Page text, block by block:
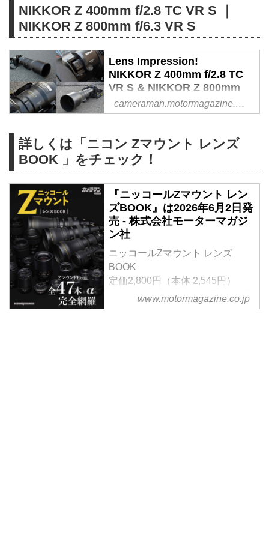
げ。このレンズの性能を、プロカ
メラマンが実写し、レビューし
た。（2026年4月13日公開、5月
26日リライト）
フラッグシップ＝Z 9も発売され
意気揚々としている（であろう）
ニコンはレンズの拡充も図ってい
る。いよいよZマウントが主流と
なろうとしているのだ。そんな中
発売したのが人気の高いクラスで
100-400mm f/4.5-5.6 VR S」だ。
組み合わせてのレビューをお届け
しよう。
NIKKOR Z 400mm f/2.8 TC VR S ｜
NIKKOR Z 800mm f/6.3 VR S
Lens Impression!
NIKKOR Z 400mm f/2.8 TC
VR S & NIKKOR Z 800mm
f/6.3 VR S
●実勢価格：180万円 /88万円
行
〜NIKKOR Z の最新超望遠ツ
ートップをサーキットでこっ
マン
Z 9を手に入れたもののフトコロ
事情でレンズを揃えきれず、気付
けばモータースポーツシーズンが
開幕・・・。「400㎜使いたいん
だけど納期かかるんでしょ？ い
や〜残念・・・」と某所に強がっ
て言ってみたところ、「どうぞお
cameraman.motormagazine.co.jp
詳しくは「ニコン Zマウント レンズ
BOOK 」をチェック！
『ニッコールZマウント レン
ズBOOK』は2026年6月2日発
売 - 株式会社モーターマガジ
ン社
ニッコールZマウント レンズ
BOOK
定価2,800円（本体 2,545円）
ズームも単焦点も、FX用もDX用
www.motormagazine.co.jp